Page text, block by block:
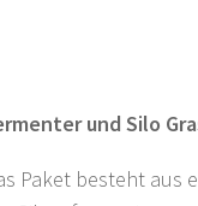
und Silo
Paket besteht aus